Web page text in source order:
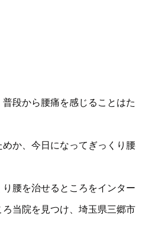
段から腰痛を感じることはた
か、今日になってぎっくり腰
腰を治せるところをインター
当院を見つけ、埼玉県三郷市